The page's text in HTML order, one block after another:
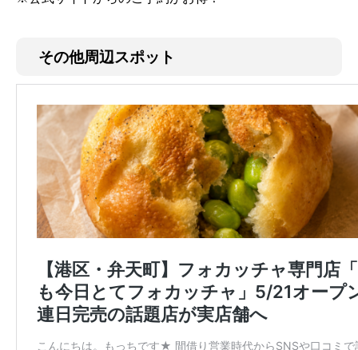
その他周辺スポット